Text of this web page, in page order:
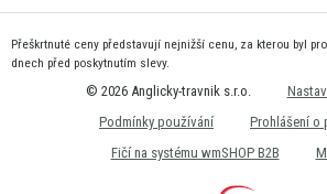
Přeškrtnuté ceny představují nejnižší cenu, za kterou byl
dnech před poskytnutím slevy.
© 2026 Anglicky-travnik s.r.o.
Podmínky používání
Prohlášení o
Fičí na systému wmSHOP B2B